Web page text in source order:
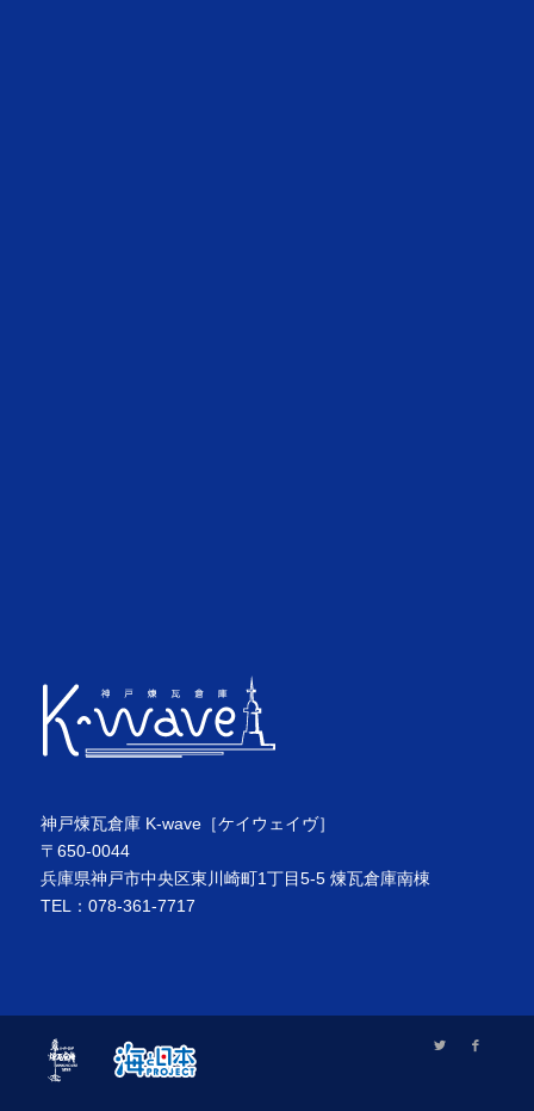
神戸煉瓦倉庫 K-wave［ケイウェイヴ］
〒650-0044
兵庫県神戸市中央区東川崎町1丁目5-5 煉瓦倉庫南棟
TEL：078-361-7717